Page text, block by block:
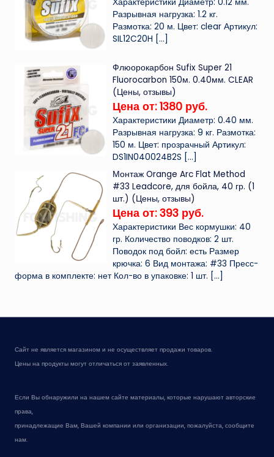
Разрывная нагрузка: 1.2 кг.
Размотка: 20 м. Цвет: clear Артикул:
SIL12C20H […]
Флюорокарбон Sufix Super 21
Fluorocarbon 150м. 0.40мм. CLEAR
(Цены, отзывы)
Цена от: 1380 руб.
Характеристики Диаметр: 0.40 мм.
Разрывная нагрузка: 9 кг. Размотка:
150 м. Цвет: прозрачный Артикул:
DS1IN040024B2S […]
Монтаж Orange Arc Flat Method
#33 Leadcore, для бойла, 40 гр. (1
шт.) (Цены, отзывы)
Цена от: 393 руб.
Характеристики Вес кормушки: 40
гр. Количество поводков: 2 шт.
Поводок под бойл: есть Размер
крючка: 6 Вид монтажа: #33 Пресс-
форма в комплекте: нет Кол-во в упаковке: 1 шт. […]
Сайт не является магазином и не осуществляет продажи товаров.
Цены на продукты могут отличаться от заявленных.
Если Вы обнаружили на нашем сайте материалы, которые нарушают авторские
права,
принадлежащие Вам, Вашей компании или организации, пожалуйста, сообщите
нам.